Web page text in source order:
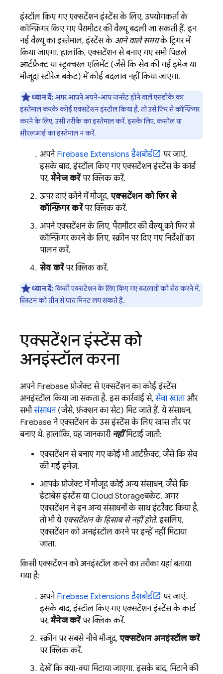
इंस्टॉल किए गए एक्सटेंशन इंस्टेंस के लिए, उपयोगकर्ता के
कॉन्फ़िगर किए गए पैरामीटर की वैल्यू बदली जा सकती हैं. इन
नई वैल्यू का इस्तेमाल, इंस्टेंस के आने वाले समयके ट्रिगर में
किया जाएगा. हालांकि, एक्सटेंशन से बनाए गए सभी पिछले
आर्टफ़ैक्ट या स्ट्रक्चरल एलिमेंट (जैसे कि सेव की गई इमेज या
मौजूदा स्टोरेज बकेट) में कोई बदलाव नहीं किया जाएगा.
ध्यान दें: अगर आपने अपने-आप जनरेट होने वाले एसडीके का
इस्तेमाल करके कोई एक्सटेंशन इंस्टॉल किया है, तो उसे फिर से कॉन्फ़िगर
करने के लिए, उसी तरीके का इस्तेमाल करें. इसके लिए, कंसोल या
सीएलआई का इस्तेमाल न करें.
अपने Firebase Extensions डैशबोर्ड
पर जाएं.
इसके बाद, इंस्टॉल किए गए एक्सटेंशन इंस्टेंस के कार्ड
पर,मैनेज करेंपर क्लिक करें.
ऊपर दाएं कोने में मौजूद, एक्सटेंशन को फिर से
कॉन्फ़िगर करेंपर क्लिक करें.
अपने एक्सटेंशन के लिए, पैरामीटर की वैल्यू को फिर से
कॉन्फ़िगर करने के लिए, स्क्रीन पर दिए गए निर्देशों का
पालन करें.
सेव करेंपर क्लिक करें.
ध्यान दें:किसी एक्सटेंशन के लिए किए गए बदलावों को सेव करने में,
सिस्टम को तीन से पांच मिनट लग सकते हैं.
एक्सटेंशन इंस्टेंस को
अनइंस्टॉल करना
अपने Firebase प्रोजेक्ट से एक्सटेंशन का कोई इंस्टेंस
अनइंस्टॉल किया जा सकता है. इस कार्रवाई से,सेवा खाताऔर
सभीसंसाधन(जैसे, फ़ंक्शन का सेट) मिट जाते हैं. ये संसाधन,
Firebase ने एक्सटेंशन के उस इंस्टेंस के लिए खास तौर पर
बनाए थे. हालांकि, यह जानकारी नहींमिटाई जाती:
एक्सटेंशन से बनाए गए कोई भी आर्टफ़ैक्ट, जैसे कि सेव
की गई इमेज.
आपके प्रोजेक्ट में मौजूद कोई अन्य संसाधन, जैसे कि
डेटाबेस इंस्टेंस याCloud Storageबकेट. अगर
एक्सटेंशन ने इन अन्य संसाधनों के साथ इंटरैक्ट किया है,
तो भी ये एक्सटेंशन के हिसाब से नहीं होते. इसलिए,
एक्सटेंशन को अनइंस्टॉल करने पर इन्हें नहीं मिटाया
जाता.
किसी एक्सटेंशन को अनइंस्टॉल करने का तरीका यहां बताया
गया है:
अपने Firebase Extensions डैशबोर्ड
पर जाएं.
इसके बाद, इंस्टॉल किए गए एक्सटेंशन इंस्टेंस के कार्ड
पर,मैनेज करेंपर क्लिक करें.
स्क्रीन पर सबसे नीचे मौजूद, एक्सटेंशन अनइंस्टॉल करें
पर क्लिक करें.
देखें कि क्या-क्या मिटाया जाएगा. इसके बाद, मिटाने की